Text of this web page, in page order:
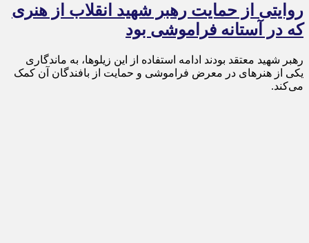
روایتی از حمایت رهبر شهید انقلاب از هنری
که در آستانه فراموشی بود
رهبر شهید معتقد بودند ادامه استفاده از این زیلوها، به ماندگاری
یکی از هنرهای در معرض فراموشی و حمایت از بافندگان آن کمک
می‌کند.